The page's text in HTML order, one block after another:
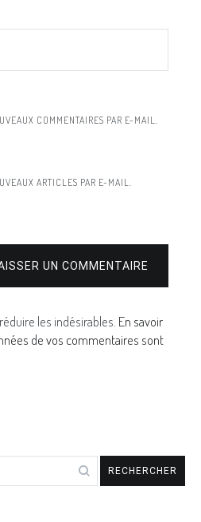
COMMENTAIRES PAR E-MAIL.
ARTICLES PAR E-MAIL.
UN COMMENTAIRE
les indésirables. En savoir
de vos commentaires sont